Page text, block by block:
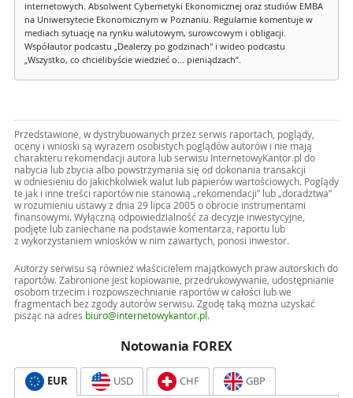
internetowych. Absolwent Cybernetyki Ekonomicznej oraz studiów EMBA
na Uniwersytecie Ekonomicznym w Poznaniu. Regularnie komentuje w
mediach sytuację na rynku walutowym, surowcowym i obligacji.
Współautor podcastu „Dealerzy po godzinach" i wideo podcastu
„Wszystko, co chcielibyście wiedzieć o... pieniądzach”.
Przedstawione, w dystrybuowanych przez serwis raportach, poglądy,
oceny i wnioski są wyrazem osobistych poglądów autorów i nie mają
charakteru rekomendacji autora lub serwisu InternetowyKantor.pl do
nabycia lub zbycia albo powstrzymania się od dokonania transakcji
w odniesieniu do jakichkolwiek walut lub papierów wartościowych. Poglądy
te jak i inne treści raportów nie stanowią „rekomendacji” lub „doradztwa”
w rozumieniu ustawy z dnia 29 lipca 2005 o obrocie instrumentami
finansowymi. Wyłączną odpowiedzialność za decyzje inwestycyjne,
podjęte lub zaniechane na podstawie komentarza, raportu lub
z wykorzystaniem wniosków w nim zawartych, ponosi inwestor.
Autorzy serwisu są również właścicielem majątkowych praw autorskich do
raportów. Zabronione jest kopiowanie, przedrukowywanie, udostępnianie
osobom trzecim i rozpowszechnianie raportów w całości lub we
fragmentach bez zgody autorów serwisu. Zgodę taką można uzyskać
pisząc na adres biuro@internetowykantor.pl .
Notowania FOREX
EUR USD CHF GBP